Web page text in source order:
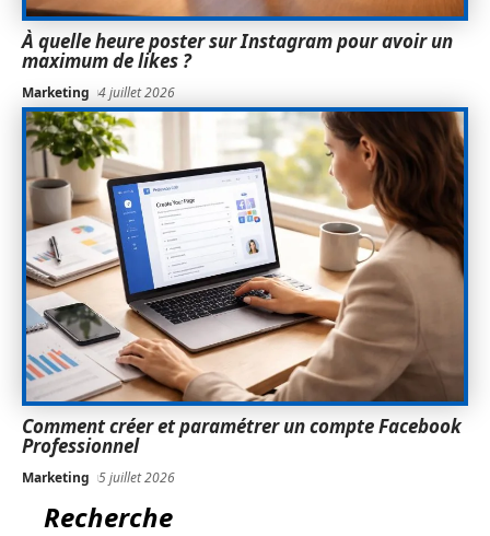
À quelle heure poster sur Instagram pour avoir un
maximum de likes ?
Marketing 4 juillet 2026
Comment créer et paramétrer un compte Facebook
Professionnel
Marketing 5 juillet 2026
Recherche